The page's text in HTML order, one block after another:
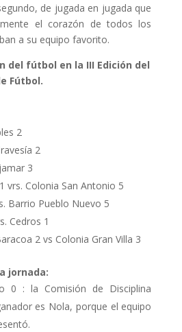
de jugada en jugada que
el corazón de todos los
a su equipo favorito.
del fútbol en la III Edición del
Fútbol.
2
2
3
vrs. Colonia San Antonio 5
Barrio Pueblo Nuevo 5
Cedros 1
2 vs Colonia Gran Villa 3
jornada:
0 : la Comisión de Disciplina
es Nola, porque el equipo